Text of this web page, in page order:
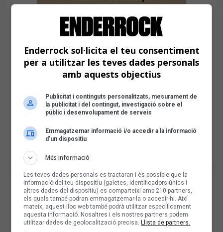
Enderrock sol·licita el teu consentiment
per a utilitzar les teves dades personals
amb aquests objectius
Publicitat i continguts personalitzats, mesurament de
la publicitat i del contingut, investigació sobre el
públic i desenvolupament de serveis
Emmagatzemar informació i/o accedir a la informació
d’un dispositiu
Més informació
Les teves dades personals es tractaran i és possible que la
informació del teu dispositiu (galetes, identificadors únics i
altres dades del dispositiu) es comparteixi amb 210 partners,
els quals també podran emmagatzemar-la o accedir-hi. Així
mateix, aquest lloc web també podrà utilitzar específicament
aquesta informació. Nosaltres i els nostres partners podem
utilitzar dades de geolocalització precisa.Llista de partners.